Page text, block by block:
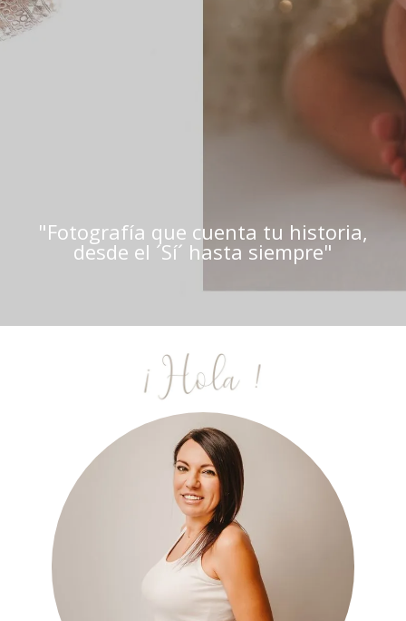
"Fotografía que cuenta tu historia,
desde el ´Sí´ hasta siempre"